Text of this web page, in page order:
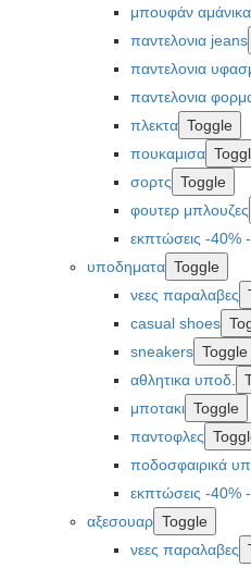
μπουφάν αμάνικα
παντελονια jeans
παντελονια
παντελονια
πλεκτα Toggle
πουκαμισα
σορτς Toggle
φουτερ μπλουζες
εκπτώσεις -40%
υποδηματα Toggle
νεες παραλαβες
casual shoes
sneakers Toggle
αθλητικα υποδ.
μποτακι Toggle
παντοφλες
ποδοσφαιρικά
εκπτώσεις -40%
αξεσουαρ Toggle
νεες παραλαβες